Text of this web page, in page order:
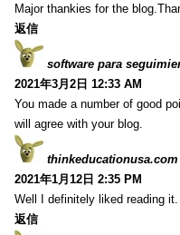
Major thankies for the
返信
software para
2021年3月2日 12:33 AM
You made a number of good
will agree with your blog.
thinkeducationusa.com
2021年1月12日 2:35 PM
Well I definitely liked reading
返信